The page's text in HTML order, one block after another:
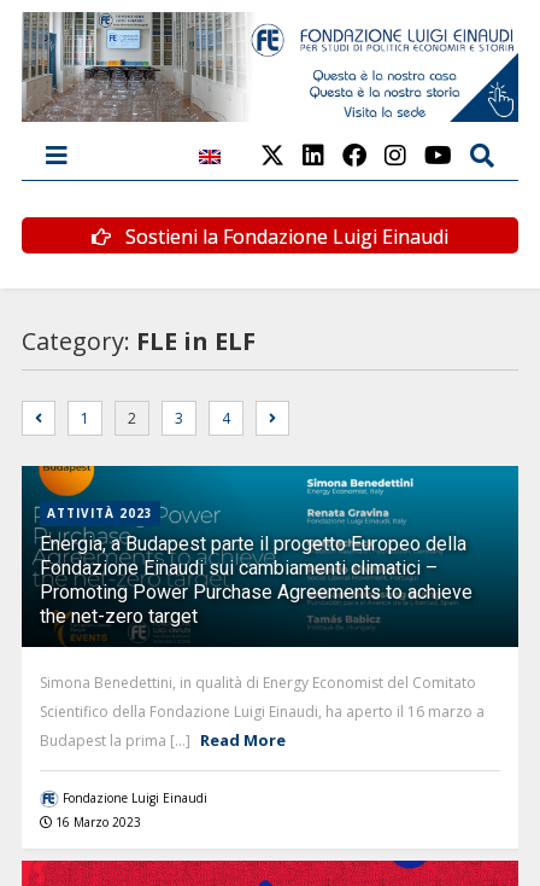
Sostieni la Fondazione Luigi Einaudi
Category: FLE in ELF
1 2 3 4
ATTIVITÀ 2023
Energia, a Budapest parte il progetto Europeo della
Fondazione Einaudi sui cambiamenti climatici –
Promoting Power Purchase Agreements to achieve
the net-zero target
Simona Benedettini, in qualità di Energy Economist del Comitato
Scientifico della Fondazione Luigi Einaudi, ha aperto il 16 marzo a
Budapest la prima [...] Read More
Fondazione Luigi Einaudi
16 Marzo 2023